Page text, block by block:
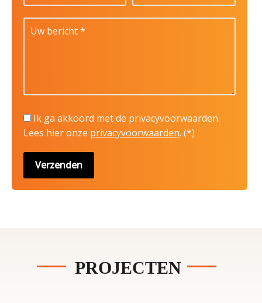
Ik ga akkoord met de privacyvoorwaarden.
Lees hier onze privacyvoorwaarden. (*)
PROJECTEN